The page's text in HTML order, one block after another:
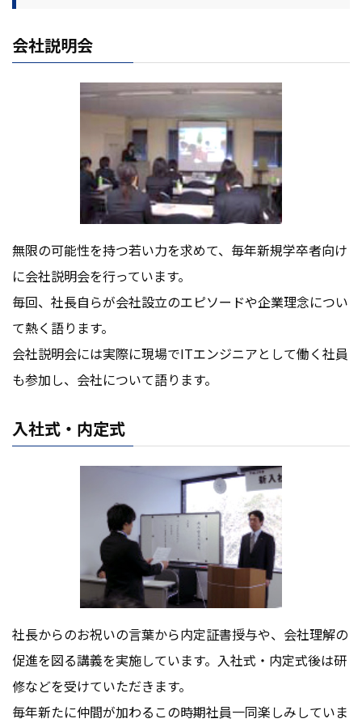
会社説明会
無限の可能性を持つ若い⼒を求めて、毎年新規学卒者向け
に会社説明会を⾏っています。
毎回、社⻑自らが会社設⽴のエピソードや企業理念につい
て熱く語ります。
会社説明会には実際に現場でITエンジニアとして働く社員
も参加し、会社について語ります。
入社式・内定式
社⻑からのお祝いの言葉から内定証書授与や、会社理解の
促進を図る講義を実施しています。入社式・内定式後は研
修などを受けていただきます。
毎年新たに仲間が加わるこの時期社員一同楽しみしていま